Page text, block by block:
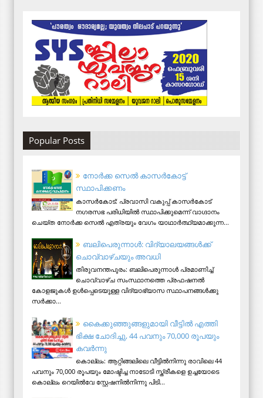
Popular Posts
നോര്‍ക്ക സെല്‍ കാസര്‍കോട്ട്
സ്ഥാപിക്കണം
കാസര്‍കോട്: പ്രവാസി വകുപ്പ് കാസര്‍കോട്
നഗരസഭ പരിധിയില്‍ സ്ഥാപിക്കുമെന്ന് വാഗ്ദാനം
ചെയ്ത നോര്‍ക്ക സെല്‍ എത്രയും വേഗം യാഥാര്‍ത്ഥ്യമാക്കുന്ന...
ബലിപെരുന്നാള്‍: വിദ്യാലയങ്ങള്‍ക്ക്
ചൊവ്വാഴ്ചയും അവധി
തിരുവനന്തപുരം: ബലിപെരുന്നാള്‍ പ്രമാണിച്ച്
ചൊവ്വാഴ്ച സംസ്ഥാനത്തെ പ്രഫഷനല്‍
കോളജുകള്‍ ഉള്‍പ്പെടെയുള്ള വിദ്യാഭ്യാസ സ്ഥാപനങ്ങള്‍ക്കു
സര്‍ക്കാ...
കൈക്കുഞ്ഞുങ്ങളുമായി വീട്ടിൽ എത്തി
ഭിക്ഷ ചോദിച്ചു, 44 പവനും 70,000 രൂപയും
കവർന്നു
കൊല്ലം: ആറ്റിങ്ങലിലെ വീട്ടിൽനിന്നു രാവിലെ 44
പവനും 70,000 രൂപയും മോഷ്ടിച്ച നാടോടി സ്ത്രീകളെ ഉച്ചയോടെ
കൊല്ലം റെയിൽവേ സ്റ്റേഷനിൽനിന്നു പിടി...